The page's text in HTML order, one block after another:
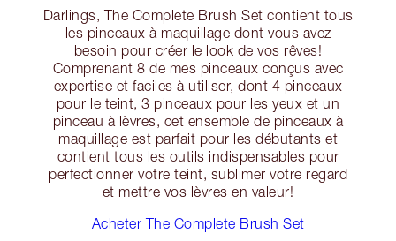
Darlings, The Complete Brush Set contient tous
les pinceaux à maquillage dont vous avez
besoin pour créer le look de vos rêves!
Comprenant 8 de mes pinceaux conçus avec
expertise et faciles à utiliser, dont 4 pinceaux
pour le teint, 3 pinceaux pour les yeux et un
pinceau à lèvres, cet ensemble de pinceaux à
maquillage est parfait pour les débutants et
contient tous les outils indispensables pour
perfectionner votre teint, sublimer votre regard
et mettre vos lèvres en valeur!
Acheter The Complete Brush Set